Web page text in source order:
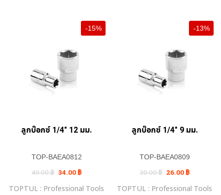
-15%
ลูกบ๊อกซ์ 1/4″ 12 มม.
TOP-BAEA0812
40.00฿ Original
price
40.00 ฿.
34.00 ฿Current
price
34.00 ฿.
TOPTUL : Professional Tools
-13%
ลูกบ๊อกซ์ 1/4″ 9 มม.
TOP-BAEA0809
30.00฿ Original
price
30.00 ฿.
26.00 ฿Current
price
26.00 ฿.
TOPTUL : Professional Tools